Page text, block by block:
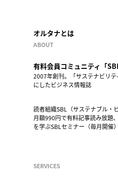
オルタナとは
ABOUT
有料会員コミュニティ「
2007年創刊。「サステナビリテ
にしたビジネス情報誌
読者組織SBL（サステナブル・
月額990円で有料記事読み放題
を学ぶSBLセミナー（毎月開催
SERVICES